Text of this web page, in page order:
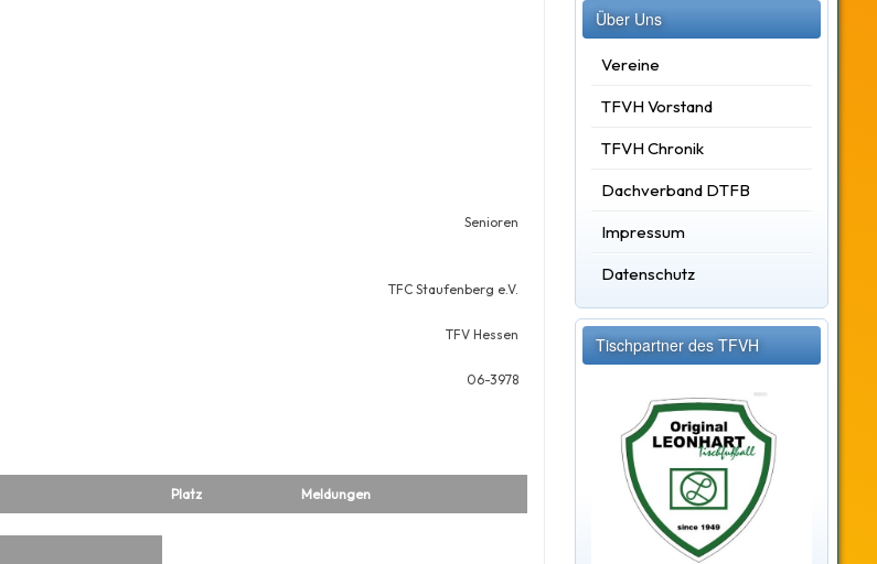
Senioren
TFC Staufenberg e.V.
TFV Hessen
06-3978
Platz Meldungen
Über Uns
Vereine
TFVH Vorstand
TFVH Chronik
Dachverband DTFB
Impressum
Datenschutz
Tischpartner des TFVH